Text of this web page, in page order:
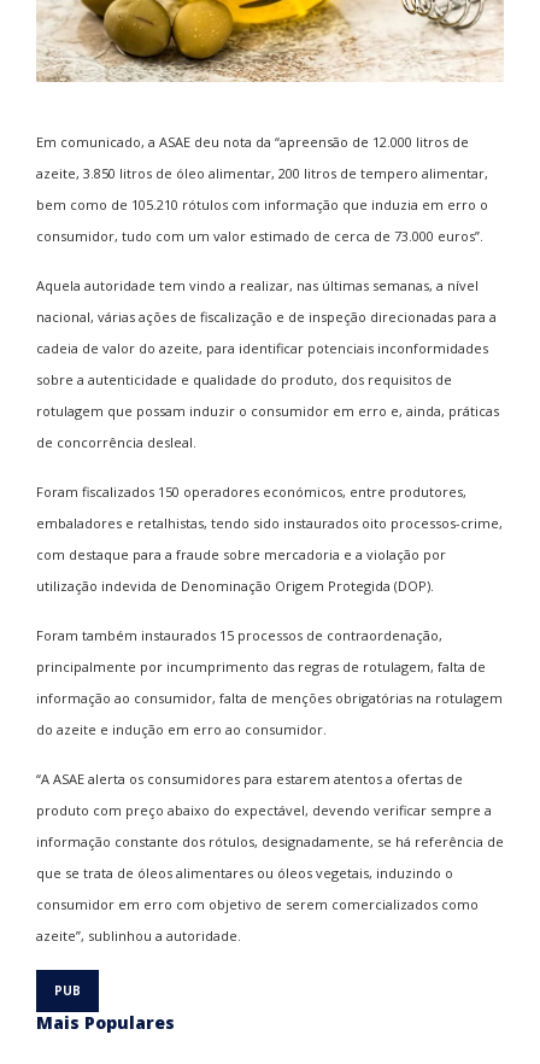
Em comunicado, a ASAE deu nota da “apreensão de 12.000 litros de
azeite, 3.850 litros de óleo alimentar, 200 litros de tempero alimentar,
bem como de 105.210 rótulos com informação que induzia em erro o
consumidor, tudo com um valor estimado de cerca de 73.000 euros”.
Aquela autoridade tem vindo a realizar, nas últimas semanas, a nível
nacional, várias ações de fiscalização e de inspeção direcionadas para a
cadeia de valor do azeite, para identificar potenciais inconformidades
sobre a autenticidade e qualidade do produto, dos requisitos de
rotulagem que possam induzir o consumidor em erro e, ainda, práticas
de concorrência desleal.
Foram fiscalizados 150 operadores económicos, entre produtores,
embaladores e retalhistas, tendo sido instaurados oito processos-crime,
com destaque para a fraude sobre mercadoria e a violação por
utilização indevida de Denominação Origem Protegida (DOP).
Foram também instaurados 15 processos de contraordenação,
principalmente por incumprimento das regras de rotulagem, falta de
informação ao consumidor, falta de menções obrigatórias na rotulagem
do azeite e indução em erro ao consumidor.
“A ASAE alerta os consumidores para estarem atentos a ofertas de
produto com preço abaixo do expectável, devendo verificar sempre a
informação constante dos rótulos, designadamente, se há referência de
que se trata de óleos alimentares ou óleos vegetais, induzindo o
consumidor em erro com objetivo de serem comercializados como
azeite”, sublinhou a autoridade.
Mais Populares